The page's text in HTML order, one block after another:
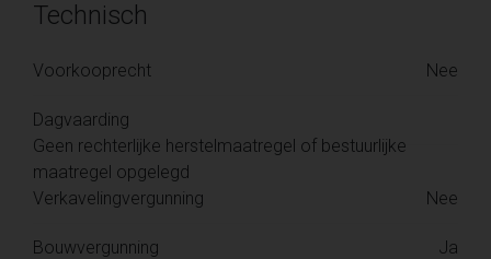
Technisch
Voorkooprecht Nee
Dagvaarding
Geen rechterlijke herstelmaatregel of bestuurlijke
maatregel opgelegd
Verkavelingvergunning
Nee
Bouwvergunning Ja